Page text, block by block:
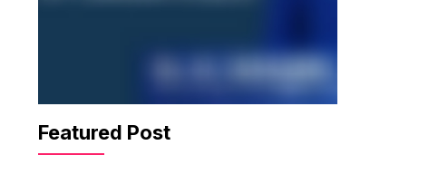
Featured Post